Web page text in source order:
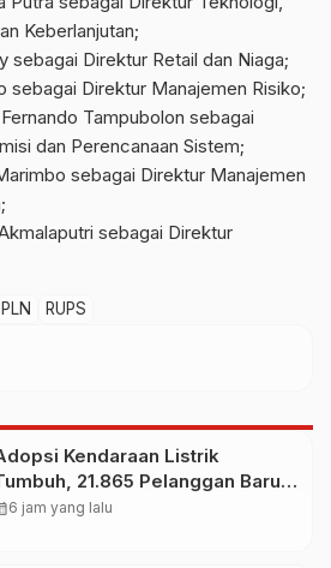
Keberlanjutan;
sebagai Direktur Retail dan Niaga;
sebagai Direktur Manajemen Risiko;
Tampubolon sebagai
dan Perencanaan Sistem;
sebagai Direktur Manajemen
sebagai Direktur
PLN RUPS
Kendaraan Listrik
21.865 Pelanggan Baru
Home Charging
6 jam yang lalu